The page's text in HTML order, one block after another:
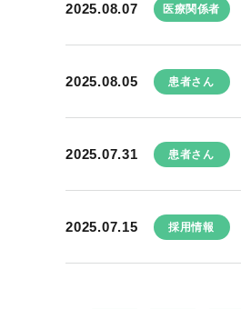
2025.08.07 医療関係者
2025.08.05 患者さん
2025.07.31 患者さん
2025.07.15 採用情報